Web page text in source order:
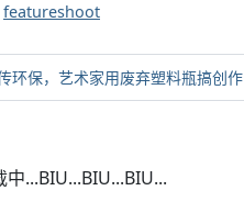
featureshoot
环保，艺术家用废弃塑料瓶搞创作
中...BIU...BIU...BIU...